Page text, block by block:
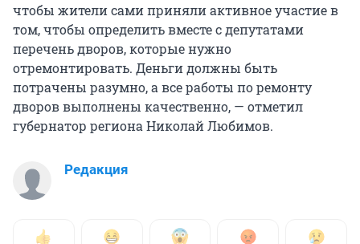
чтобы жители сами приняли активное участие в
том, чтобы определить вместе с депутатами
перечень дворов, которые нужно
отремонтировать. Деньги должны быть
потрачены разумно, а все работы по ремонту
дворов выполнены качественно, — отметил
губернатор региона Николай Любимов.
Редакция